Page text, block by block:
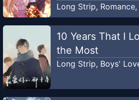
Long Strip, Romance,
10 Years That I
the Most
Long Strip, Boys'